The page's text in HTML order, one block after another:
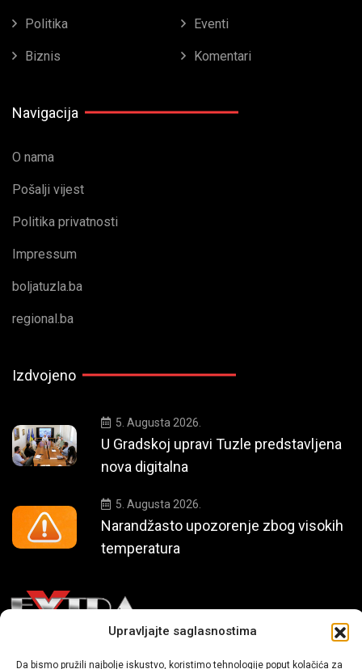
Upravljajte saglasnostima
Da bismo pružili najbolje iskustvo, koristimo tehnologije poput kolačića za
Politika Eventi
Biznis Komentari
Navigacija
O nama
Pošalji vijest
Politika privatnosti
Impressum
boljatuzla.ba
regional.ba
Izdvojeno
5. Augusta 2026.
U Gradskoj upravi Tuzle predstavljena
nova digitalna
5. Augusta 2026.
Narandžasto upozorenje zbog visokih
temperatura
Mi smo moderni portal zabavnog karaktera koji donosi vijesti i